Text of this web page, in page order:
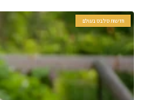
חדשות סלבס בעולם